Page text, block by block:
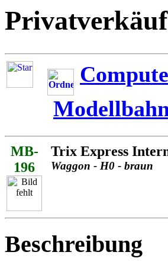
MB-
196
Trix Express
Waggon - H0 - braun
Beschreibung